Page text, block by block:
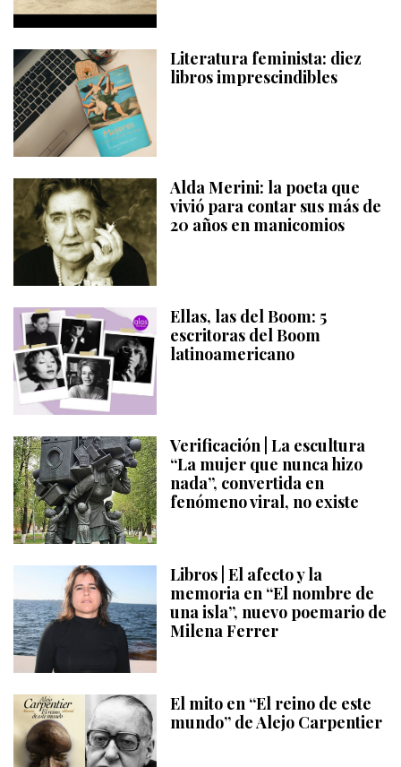
Literatura feminista: diez
libros imprescindibles
Alda Merini: la poeta que
vivió para contar sus más de
20 años en manicomios
Ellas, las del Boom: 5
escritoras del Boom
latinoamericano
Verificación | La escultura
“La mujer que nunca hizo
nada”, convertida en
fenómeno viral, no existe
Libros | El afecto y la
memoria en “El nombre de
una isla”, nuevo poemario de
Milena Ferrer
El mito en “El reino de este
mundo” de Alejo Carpentier